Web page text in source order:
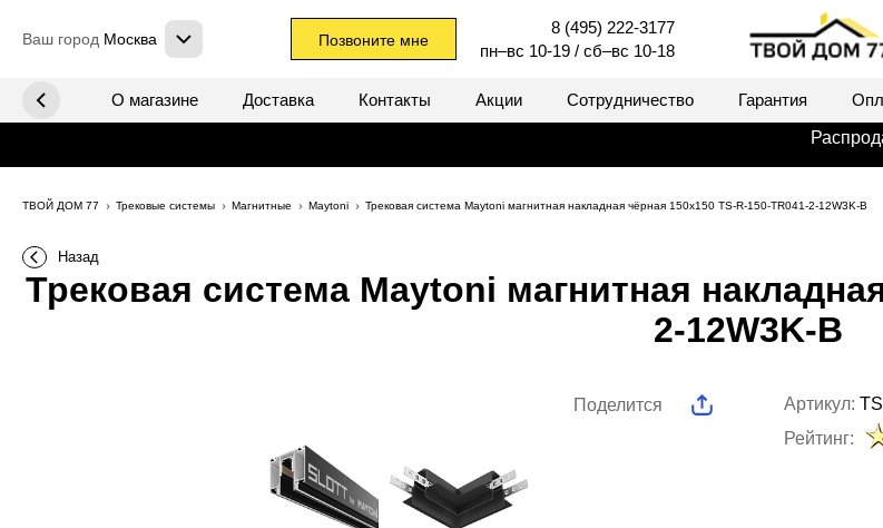
Ваш город Москва Позвоните мне
8 (495) 222-3177
пн–вс 10-19 / сб–вс 10-18
систем О магазине Доставка Контакты Акции Сотрудничество Гарантия
ТВОЙ ДОМ 77 Трековые системы Магнитные Maytoni Трековая система Maytoni магнитная накладная чёрная 150x150 TS-R-150-TR041-2-12W3K-B
Назад
Трековая система Maytoni магнитная
2-12W3K-B
Поделится Артикул:
Рейтинг: